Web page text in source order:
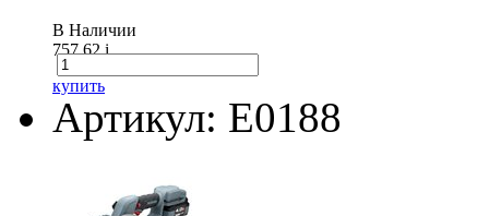
В Наличии
757.62i
купить
Артикул: E0188